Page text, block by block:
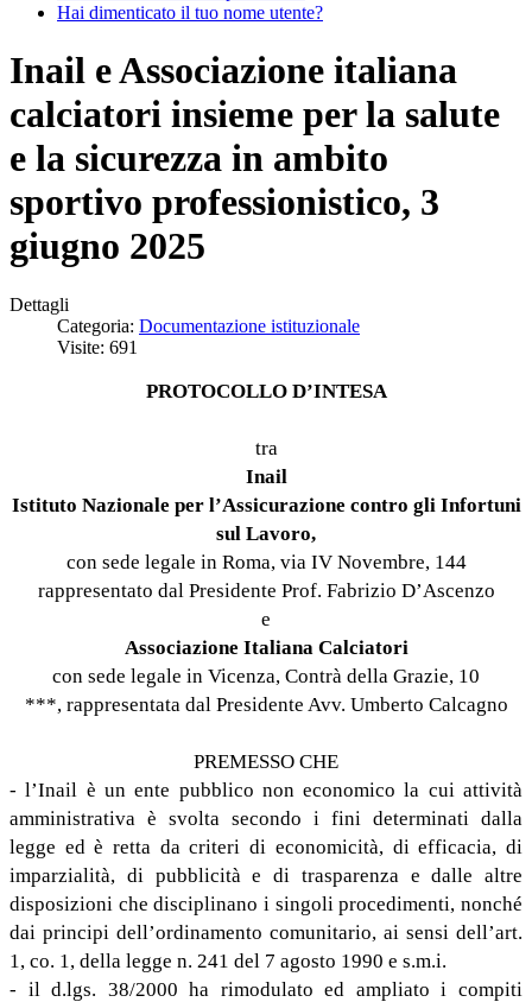
Hai dimenticato il tuo nome utente?
Inail e Associazione italiana
calciatori insieme per la salute
e la sicurezza in ambito
sportivo professionistico, 3
giugno 2025
Dettagli
Categoria: Documentazione istituzionale
Visite: 691
PROTOCOLLO D’INTESA
tra
Inail
Istituto Nazionale per l’Assicurazione contro gli Infortuni
sul Lavoro,
con sede legale in Roma, via IV Novembre, 144
rappresentato dal Presidente Prof. Fabrizio D’Ascenzo
e
Associazione Italiana Calciatori
con sede legale in Vicenza, Contrà della Grazie, 10
***, rappresentata dal Presidente Avv. Umberto Calcagno
PREMESSO CHE
- l’Inail è un ente pubblico non economico la cui attività
amministrativa è svolta secondo i fini determinati dalla
legge ed è retta da criteri di economicità, di efficacia, di
imparzialità, di pubblicità e di trasparenza e dalle altre
disposizioni che disciplinano i singoli procedimenti, nonché
dai principi dell’ordinamento comunitario, ai sensi dell’art.
1, co. 1, della legge n. 241 del 7 agosto 1990 e s.m.i.
- il d.lgs. 38/2000 ha rimodulato ed ampliato i compiti